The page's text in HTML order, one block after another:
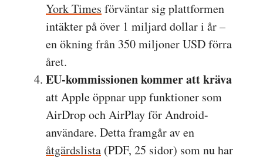
York Times förväntar sig plattformen
intäkter på över 1 miljard dollar i år –
en ökning från 350 miljoner USD förra
året.
EU-kommissionen kommer att kräva
att Apple öppnar upp funktioner som
AirDrop och AirPlay för Android-
användare. Detta framgår av en
åtgärdslista (PDF, 25 sidor) som nu har